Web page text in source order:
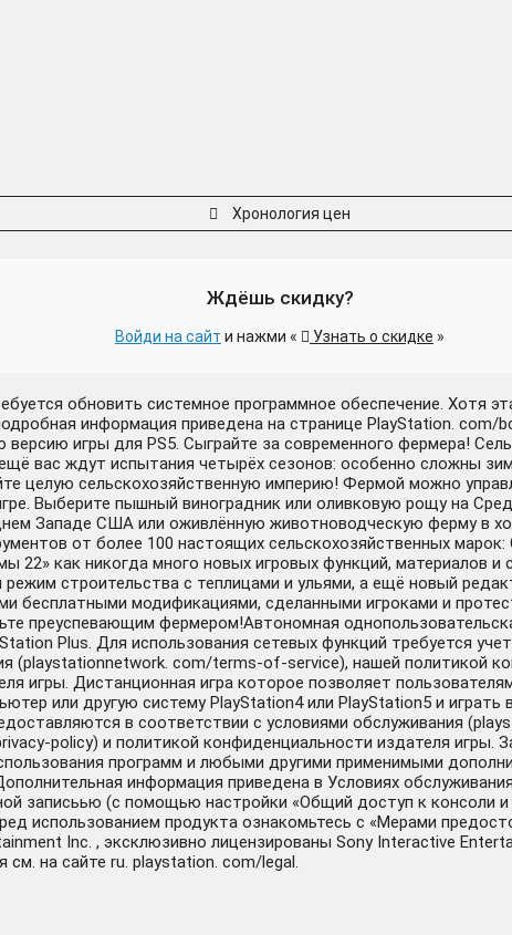
Хронология цен
Ждёшь скидку?
Войди на сайт и нажми « Узнать о скидке »
обновить системное программное обеспечение. Хотя
информация приведена на странице PlayStation. com/
игры для PS5. Сыграйте за современного фермера!
вас ждут испытания четырёх сезонов: особенно сложны
целую сельскохозяйственную империю! Фермой можно
Выберите пышный виноградник или оливковую рощу на
Западе США или оживлённую животноводческую ферму в
от более 100 настоящих сельскохозяйственных марок:
22» как никогда много новых игровых функций, материалов
строительства с теплицами и ульями, а ещё новый
бесплатными модификациями, сделанными игроками и
преуспевающим фермером!Автономная
Plus. Для использования сетевых функций требуется
(playstationnetwork. com/terms-of-service), нашей политикой
игры. Дистанционная игра которое позволяет
или другую систему PlayStation4 или PlayStation5 и
в соответствии с условиями обслуживания
policy) и политикой конфиденциальности издателя игры.
программ и любыми другими применимыми
информация приведена в Условиях
записьью (с помощью настройки «Общий доступ к консоли и
использованием продукта ознакомьтесь с «Мерами
Inc. , эксклюзивно лицензированы Sony Interactive
на сайте ru. playstation. com/legal.